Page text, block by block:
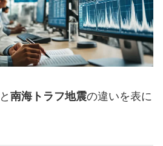
と 南海トラフ地震の違いを表に